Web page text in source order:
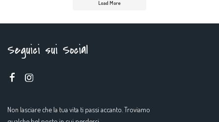
Load More
Seguici sui Social
Non lasciare che la tua vita ti passi accanto. Troviamo